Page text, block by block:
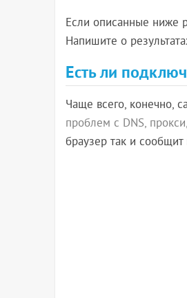
Если описанные ниже
Напишите о
Есть ли
Чаще всего, конечно,
проблем с DNS,
браузер так и